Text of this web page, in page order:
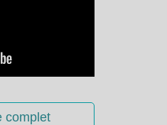
complet